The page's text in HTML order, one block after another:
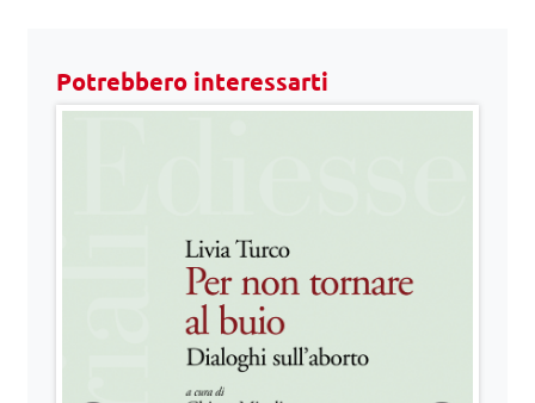
Potrebbero interessarti